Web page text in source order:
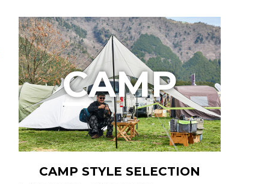
CAMP STYLE SELECTION
CAMP